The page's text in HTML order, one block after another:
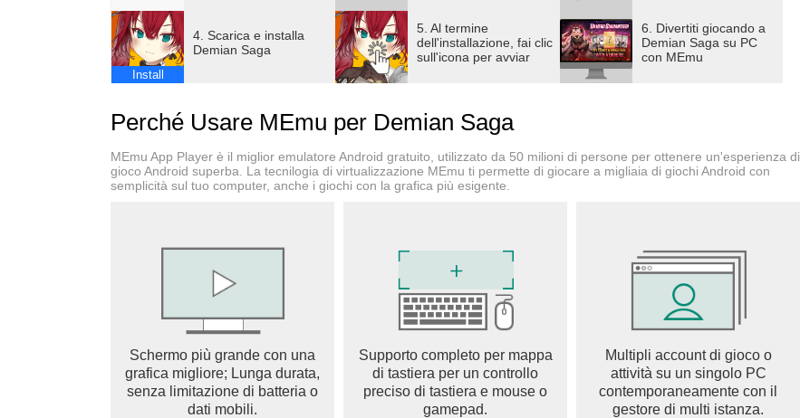
Install
4. Scarica e installa
Demian Saga
5. Al termine
dell'installazione, fai clic
sull'icona per avviar
6. Divertiti giocando a
Demian Saga su PC
con MEmu
Perché Usare MEmu per Demian Saga
MEmu App Player è il miglior emulatore Android gratuito, utilizzato da 50 milioni di persone per ottenere un'esperienza di
gioco Android superba. La tecnilogia di virtualizzazione MEmu ti permette di giocare a migliaia di giochi Android con
semplicità sul tuo computer, anche i giochi con la grafica più esigente.
Schermo più grande con una
grafica migliore; Lunga durata,
senza limitazione di batteria o
dati mobili.
Supporto completo per mappa
di tastiera per un controllo
preciso di tastiera e mouse o
gamepad.
Multipli account di gioco o
attività su un singolo PC
contemporaneamente con il
gestore di multi istanza.